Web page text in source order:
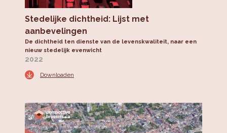
Stedelijke dichtheid: Lijst met
aanbevelingen
De dichtheid ten dienste van de levenskwaliteit, naar een
nieuw stedelijk evenwicht
2022
Downloaden